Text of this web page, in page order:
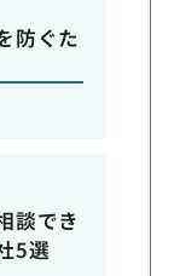
防ぐた
談でき
5選